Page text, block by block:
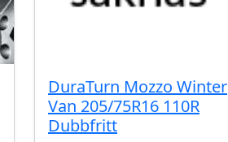
DuraTurn Mozzo Winter
Van 205/75R16 110R
Dubbfritt